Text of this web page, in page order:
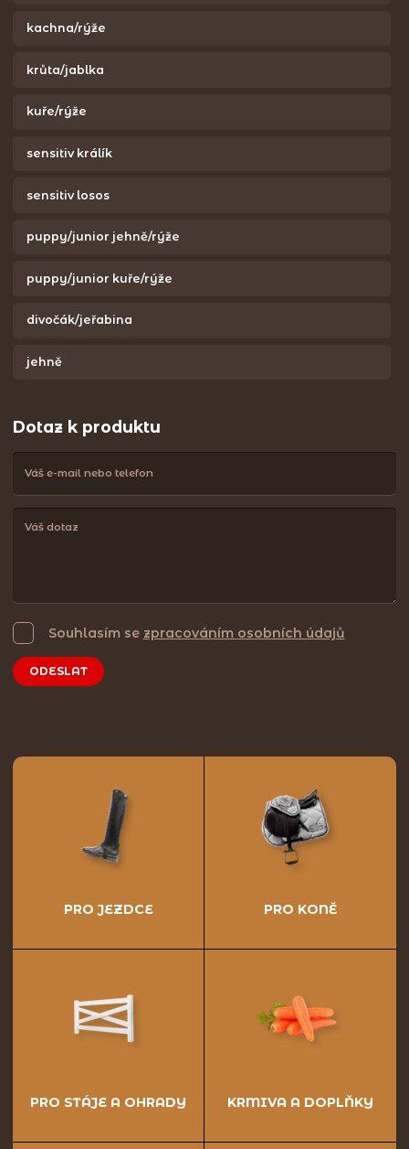
kachna/rýže
krůta/jablka
kuře/rýže
sensitiv králík
sensitiv losos
puppy/junior jehně/rýže
puppy/junior kuře/rýže
divočák/jeřabina
jehně
Dotaz k produktu
Souhlasím se zpracováním osobních údajů
ODESLAT
PRO JEZDCE PRO KONĚ
PRO STÁJE A OHRADY KRMIVA A DOPLŇKY